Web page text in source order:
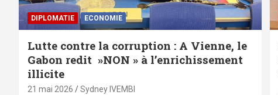
DIPLOMATIE ECONOMIE
Lutte contre la corruption : A Vienne, le
Gabon redit »NON » à l’enrichissement
illicite
21 mai 2026 Sydney IVEMBI